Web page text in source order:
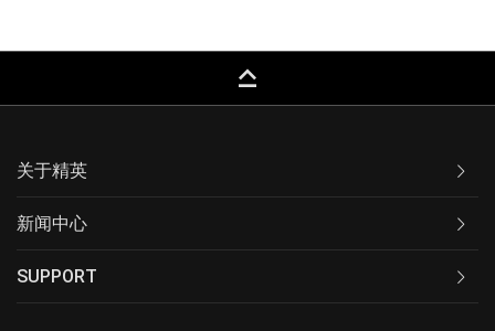
keyboard_capslock
关于精英
新闻中心
SUPPORT